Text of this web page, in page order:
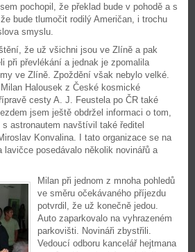
pochopil, že překlad bude v pohodě a s
bude tlumočit rodilý Američan, i trochu
smyslu.
že už všichni jsou ve Zlíně a pak
při převlékání a jednak je zpomalila
ve Zlíně. Zpoždění však nebylo velké.
Halousek z České kosmické
cesty A. J. Feustela po ČR také
jsem ještě obdržel informaci o tom,
astronautem navštívil také ředitel
Konvalina. I tato organizace se na
lavičce posedávalo několik novinářů a
Milan při jednom z mnoha pohledů
ve směru očekávaného příjezdu
potvrdil, že už konečně jedou.
Auto zaparkovalo na vyhrazeném
parkovišti. Novináři zbystřili.
Vedoucí odboru kancelář hejtmana